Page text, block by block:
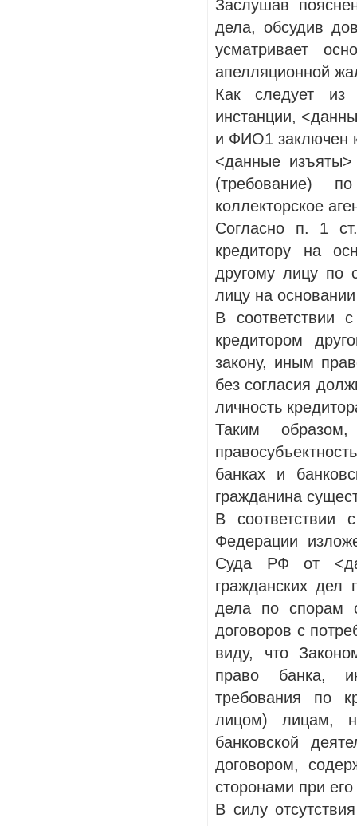
Заслушав
дела, обсудив
усматривает
апелляционной
Как следует из
инстанции,
и ФИО1 заключен
<данные
(требование)
коллекторское
Согласно п. 1
кредитору на
другому лицу по
лицу на
В соответствии
кредитором
закону, иным
без согласия
личность
Таким
банках и
гражданина
В соответствии
Федерации
Суда РФ от
гражданских дел
дела по спорам
договоров с
виду, что
право банка,
требования по
лицом) лицам,
банковской
договором,
сторонами при
В силу